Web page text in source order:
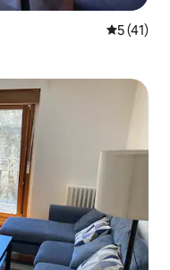
Średnia
5 (41)